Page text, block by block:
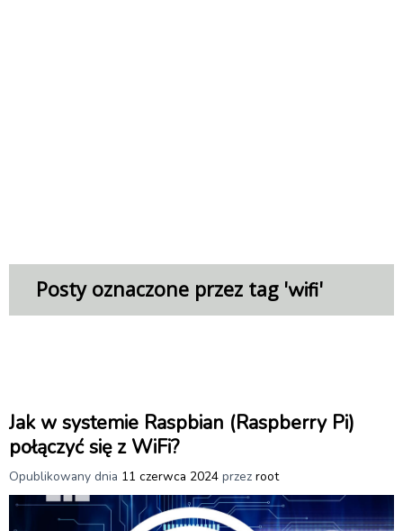
Posty oznaczone przez tag 'wifi'
Jak w systemie Raspbian (Raspberry Pi)
połączyć się z WiFi?
Opublikowany dnia 11 czerwca 2024 przez root